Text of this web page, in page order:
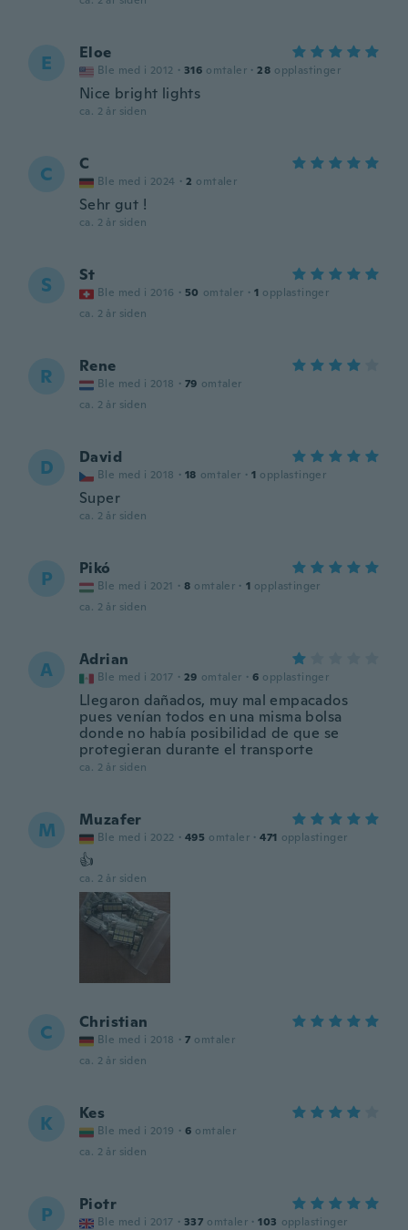
E Eloe
Ble med i 2012 · 316 omtaler · 28 opplastinger
Nice bright lights
ca. 2 år siden
C C
Ble med i 2024 · 2 omtaler
Sehr gut !
ca. 2 år siden
S St
Ble med i 2016 · 50 omtaler · 1 opplastinger
ca. 2 år siden
R Rene
Ble med i 2018 · 79 omtaler
ca. 2 år siden
D David
Ble med i 2018 · 18 omtaler · 1 opplastinger
Super
ca. 2 år siden
P Pikó
Ble med i 2021 · 8 omtaler · 1 opplastinger
ca. 2 år siden
A Adrian
Ble med i 2017 · 29 omtaler · 6 opplastinger
Llegaron dañados, muy mal empacados
pues venían todos en una misma bolsa
donde no había posibilidad de que se
protegieran durante el transporte
ca. 2 år siden
M Muzafer
Ble med i 2022 · 495 omtaler · 471 opplastinger
👍
ca. 2 år siden
C Christian
Ble med i 2018 · 7 omtaler
ca. 2 år siden
K Kes
Ble med i 2019 · 6 omtaler
ca. 2 år siden
P Piotr
Ble med i 2017 · 337 omtaler · 103 opplastinger